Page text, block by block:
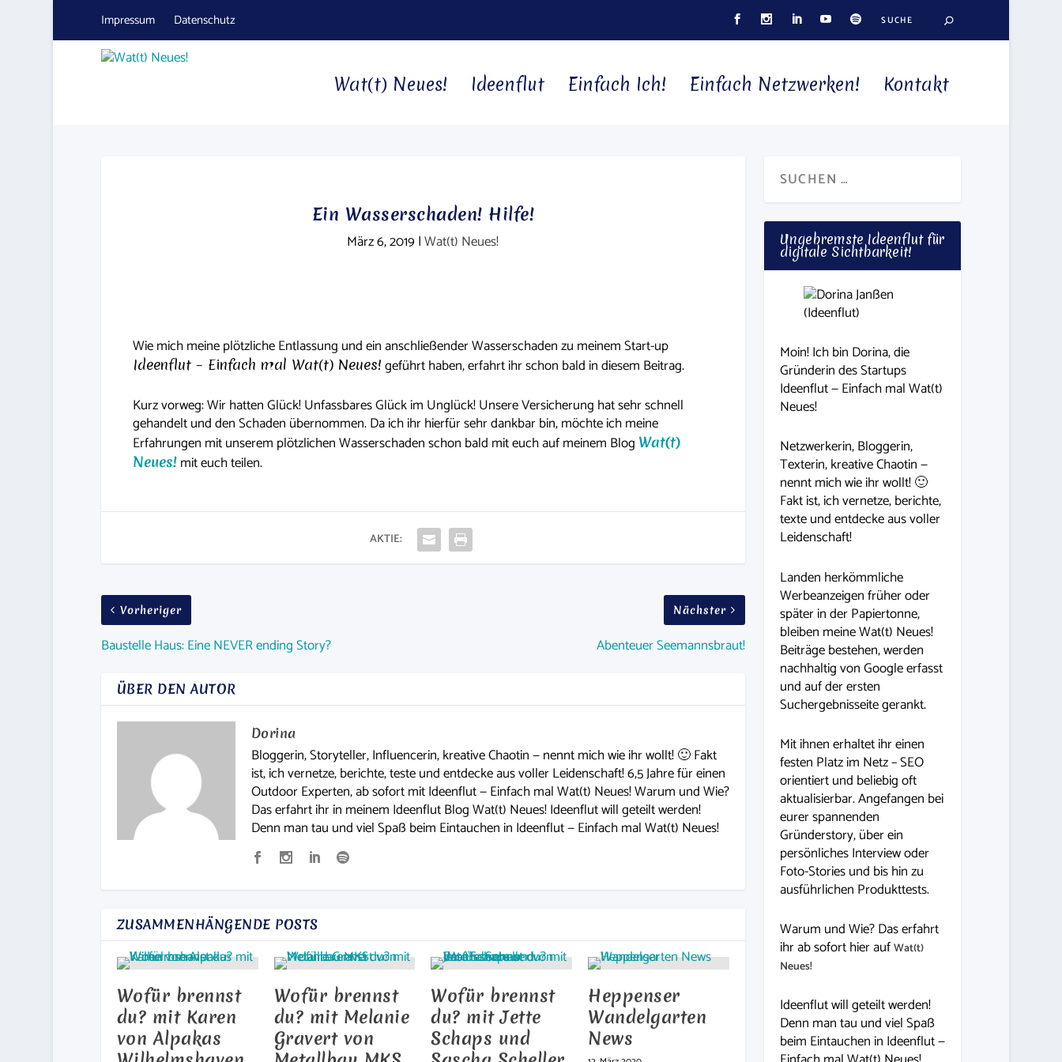
Impressum Datenschutz
Wat(t) Neues! Ideenflut Einfach Ich! Einfach Netzwerken! Kontakt
Ein Wasserschaden! Hilfe!
März 6, 2019|Wat(t) Neues!
Wie mich meine plötzliche Entlassung und ein anschließender Wasserschaden zu meinem Start-up
Ideenflut – Einfach mal Wat(t) Neues! geführt haben, erfahrt ihr schon bald in diesem Beitrag.
Kurz vorweg: Wir hatten Glück! Unfassbares Glück im Unglück! Unsere Versicherung hat sehr schnell
gehandelt und den Schaden übernommen. Da ich ihr hierfür sehr dankbar bin, möchte ich meine
Erfahrungen mit unserem plötzlichen Wasserschaden schon bald mit euch auf meinem BlogWat(t)
Neues! mit euch teilen.
AKTIE:
Vorheriger
Baustelle Haus: Eine NEVER ending Story?
Nächster
Abenteuer Seemannsbraut!
ÜBER DEN AUTOR
Dorina
Bloggerin, Storyteller, Influencerin, kreative Chaotin — nennt mich wie ihr wollt! 🙂 Fakt
ist, ich vernetze, berichte, teste und entdecke aus voller Leidenschaft! 6,5 Jahre für einen
Outdoor Experten, ab sofort mit Ideenflut — Einfach mal Wat(t) Neues! Warum und Wie?
Das erfahrt ihr in meinem Ideenflut Blog Wat(t) Neues! Ideenflut will geteilt werden!
Denn man tau und viel Spaß beim Eintauchen in Ideenflut — Einfach mal Wat(t) Neues!
ZUSAMMENHÄNGENDE POSTS
Wofür brennst
du? mit Karen
von Alpakas
Wofür brennst
du? mit Melanie
Gravert von
Wofür brennst
du? mit Jette
Schaps und
Heppenser
Wandelgarten
News
Ungebremste Ideenflut für
digitale Sichtbarkeit!
Moin! Ich bin Dorina, die
Gründerin des Startups
Ideenflut — Einfach mal Wat(t)
Neues!
Netzwerkerin, Bloggerin,
Texterin, kreative Chaotin —
nennt mich wie ihr wollt! 🙂
Fakt ist, ich vernetze, berichte,
texte und entdecke aus voller
Leidenschaft!
Landen herkömmliche
Werbeanzeigen früher oder
später in der Papiertonne,
bleiben meine Wat(t) Neues!
Beiträge bestehen, werden
nachhaltig von Google erfasst
und auf der ersten
Suchergebnisseite gerankt.
Mit ihnen erhaltet ihr einen
festen Platz im Netz – SEO
orientiert und beliebig oft
aktualisierbar. Angefangen bei
eurer spannenden
Gründerstory, über ein
persönliches Interview oder
Foto-Stories und bis hin zu
ausführlichen Produkttests.
Warum und Wie? Das erfahrt
ihr ab sofort hier aufWat(t)
Neues!
Ideenflut will geteilt werden!
Denn man tau und viel Spaß
beim Eintauchen in Ideenflut —